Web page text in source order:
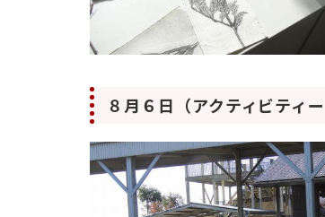
８月６日（アクティビティ